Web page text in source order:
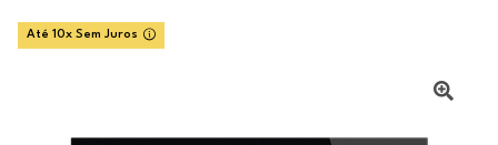
Até 10x Sem Juros